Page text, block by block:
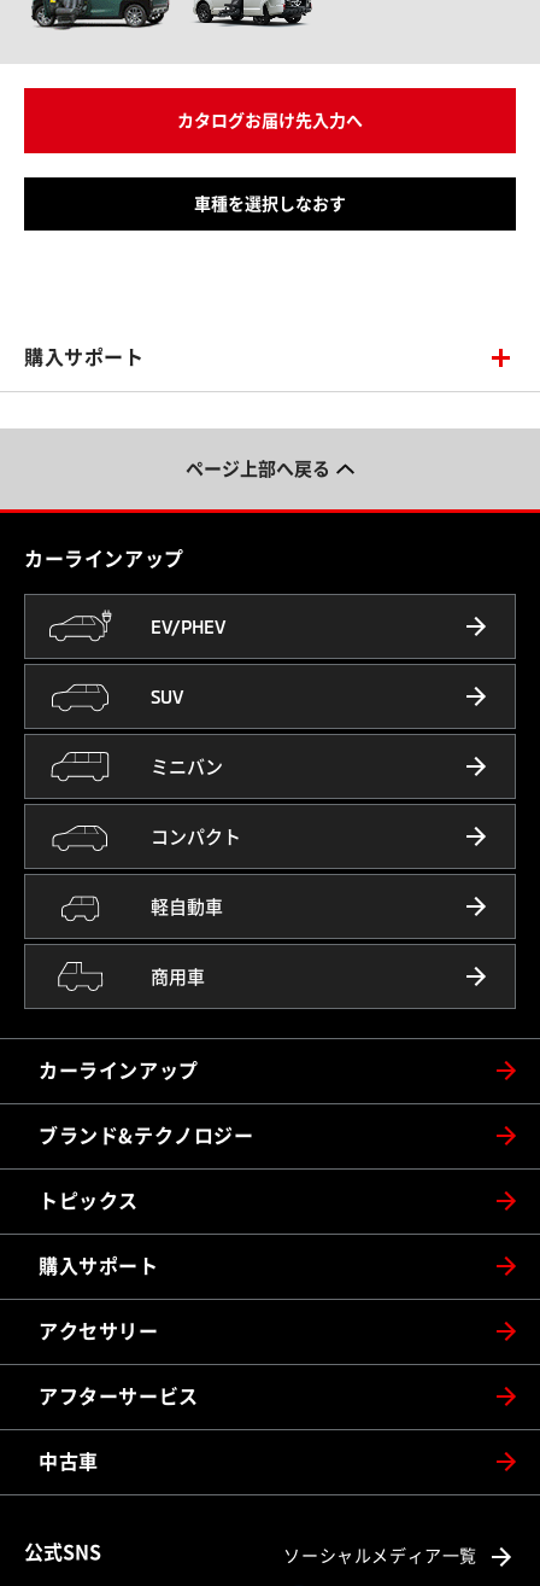
カタログお届け先入力へ
車種を選択しなおす
購入サポート
ページ上部へ戻る
カーラインアップ
カーラインアップ
EV/PHEV
SUV
ミニバン
コンパクト
軽自動車
商用車
ブランド&テクノロジー
トピックス
購入サポート
アクセサリー
アフターサービス
中古車
公式SNS ソーシャルメディア一覧